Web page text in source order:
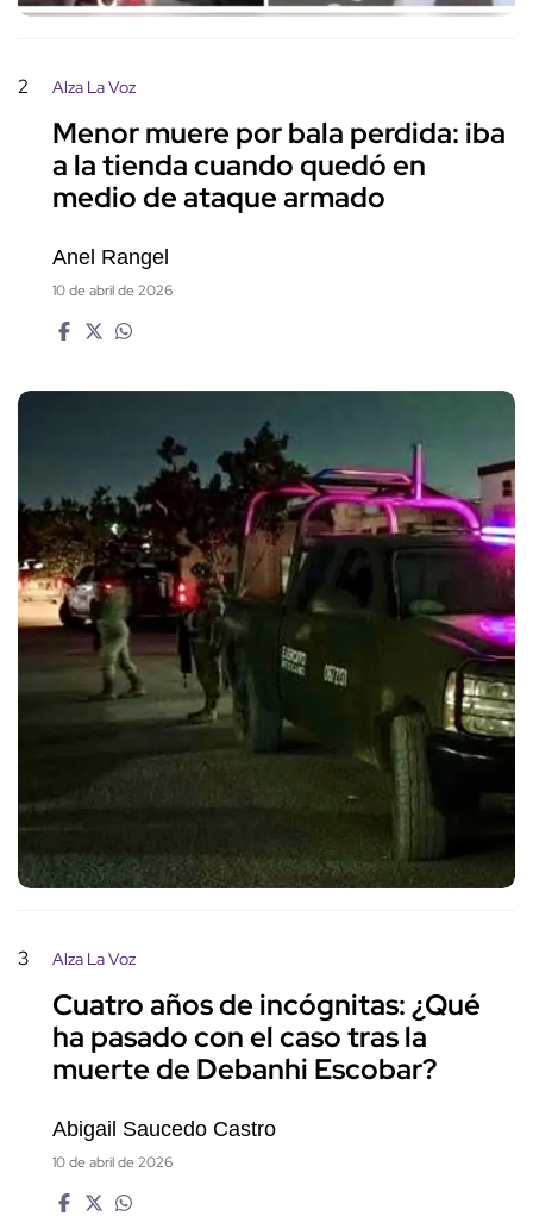
2 Alza La Voz
Menor muere por bala perdida: iba
a la tienda cuando quedó en
medio de ataque armado
Anel Rangel
10 de abril de 2026
3 Alza La Voz
Cuatro años de incógnitas: ¿Qué
ha pasado con el caso tras la
muerte de Debanhi Escobar?
Abigail Saucedo Castro
10 de abril de 2026